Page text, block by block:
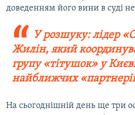
доведенням його вини в суді
У розшуку: лідер
Жилін, який
групу «тітушок» у
найближчих
На сьогоднішній день ще три